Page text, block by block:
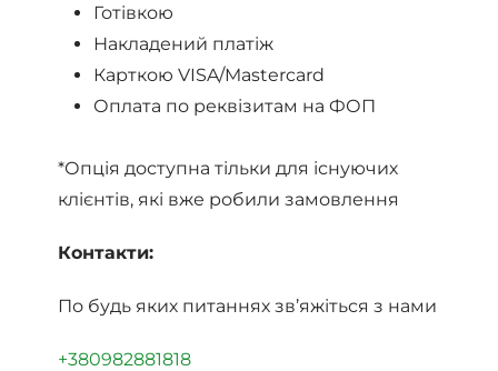
Готівкою
Накладений платіж
Карткою VISA/Mastercard
Оплата по реквізитам на ФОП
*Опція доступна тільки для існуючих
клієнтів, які вже робили замовлення
Контакти:
По будь яких питаннях зв’яжіться з нами
+380982881818